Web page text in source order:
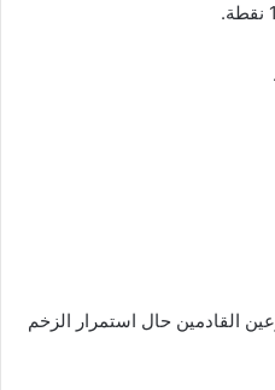
القادمين حال استمرار الزخم